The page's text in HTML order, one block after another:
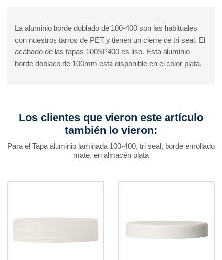
La aluminio borde doblado de 100-400 son las habituales
con nuestros tarros de PET y tienen un cierre de tri seal. El
acabado de las tapas 100SP400 es liso. Esta aluminio
borde doblado de 100mm está disponible en el color plata.
Los clientes que vieron este artículo
también lo vieron:
Para el Tapa aluminio laminada 100-400, tri seal, borde enrollado
mate, en almacén plata